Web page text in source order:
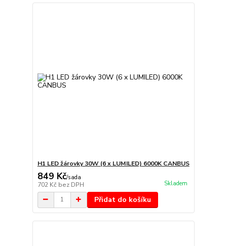
H1 LED žárovky 30W (6 x LUMILED) 6000K CANBUS
849 Kč/sada
702 Kč bez DPH Skladem
Přidat do košíku